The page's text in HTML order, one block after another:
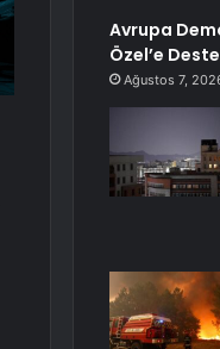
Avrupa
Özel’e
Ağustos 7,